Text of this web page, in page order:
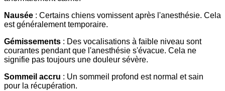
Nausée : Certains chiens vomissent après l'anesthésie. Cela
est généralement temporaire.
Gémissements : Des vocalisations à faible niveau sont
courantes pendant que l'anesthésie s'évacue. Cela ne
signifie pas toujours une douleur sévère.
Sommeil accru : Un sommeil profond est normal et sain
pour la récupération.